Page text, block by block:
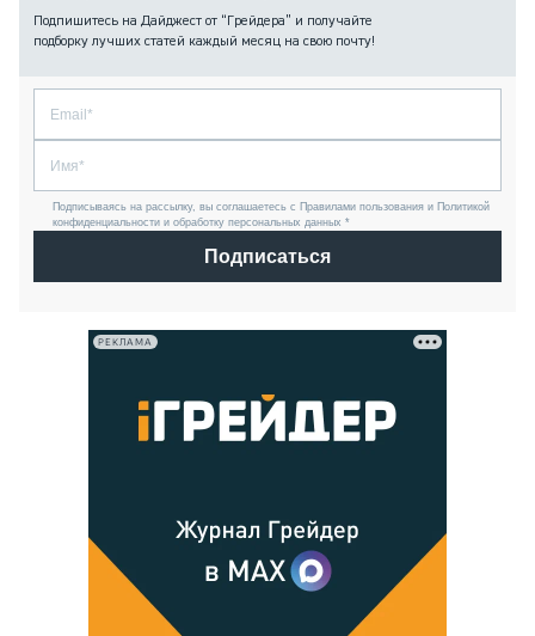
Подпишитесь на Дайджест от “Грейдера” и получайте
подборку лучших статей каждый месяц на свою почту!
Подписываясь на рассылку, вы соглашаетесь с Правилами пользования и Политикой
конфиденциальности и обработку персональных данных *
Подписаться
РЕКЛАМА